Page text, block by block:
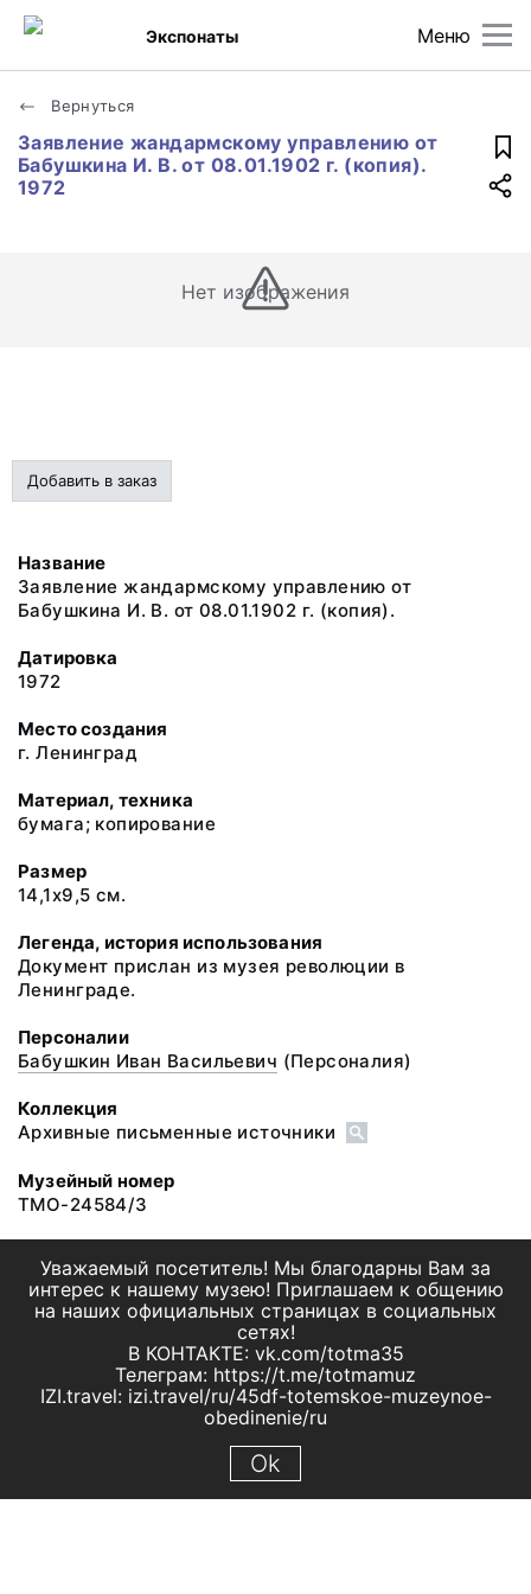
Меню
Экспонаты
Вернуться
Заявление жандармскому управлению от
Бабушкина И. В. от 08.01.1902 г. (копия).
1972
Нет изображения
Добавить в заказ
Название
Заявление жандармскому управлению от
Бабушкина И. В. от 08.01.1902 г. (копия).
Датировка
1972
Место создания
г. Ленинград
Материал, техника
бумага; копирование
Размер
14,1х9,5 см.
Легенда, история использования
Документ прислан из музея революции в
Ленинграде.
Персоналии
Бабушкин Иван Васильевич (Персоналия)
Коллекция
Архивные письменные источники
Музейный номер
ТМО-24584/3
Уважаемый посетитель! Мы благодарны Вам за
интерес к нашему музею! Приглашаем к общению
на наших официальных страницах в социальных
сетях!
В КОНТАКТЕ: vk.com/totma35
Телеграм: https://t.me/totmamuz
IZI.travel: izi.travel/ru/45df-totemskoe-muzeynoe-
obedinenie/ru
Ok